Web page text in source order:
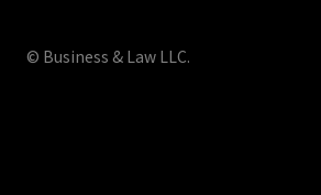
© Business & Law LLC.